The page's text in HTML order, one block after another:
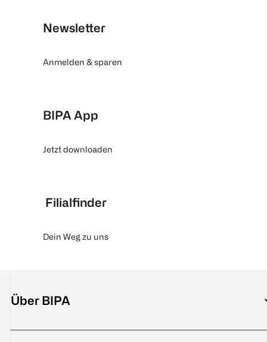
Newsletter
Anmelden & sparen
BIPA App
Jetzt downloaden
Filialfinder
Dein Weg zu uns
Über BIPA